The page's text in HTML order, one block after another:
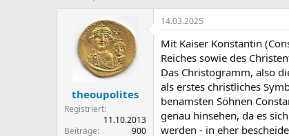
a
theoupolites
Registriert
11.10.2013
Beiträge
900
14.03.2025
Mit Kaiser Konstantin
Reiches sowie des
Das Christogramm, also
als erstes christliches
benamsten Söhnen
genau hinsehen, da es
werden - in eher